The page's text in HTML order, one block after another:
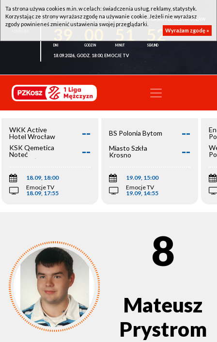
WKK ACTIVE HOTEL WROCŁAW - KSK QEMETICA NOTEĆ INOWROCŁAW
52
18.09.2026, GODZ. 18:00, EMOCJE TV
WKK Active
Hotel Wrocław
--
KSK Qemetica
Noteć
Inowrocław
--
18.09, 18:00
Emocje TV
18.09, 17:55
BS Polonia Bytom --
Miasto Szkła
Krosno
--
19.09, 15:00
Emocje TV
19.09, 14:55
8
Mateusz
Prystrom
Ta strona używa cookies m.in. w celach: świadczenia usług, reklamy, statystyk.
Korzystając ze strony wyrażasz zgodę na używanie cookie. Jeżeli nie wyrażasz
zgody powinieneś zmienić ustawienia swojej przeglądarki.
Wyrażam zgodę »